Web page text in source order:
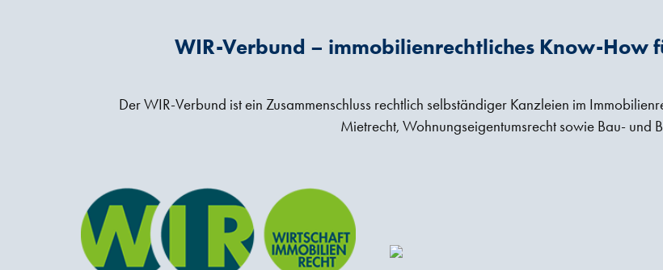
WIR-Verbund – immobilienrechtliches Know-How
Der WIR-Verbund ist ein Zusammenschluss rechtlich selbständiger Kanzleien im
Mietrecht, Wohnungseigentumsrecht sowie Bau- und